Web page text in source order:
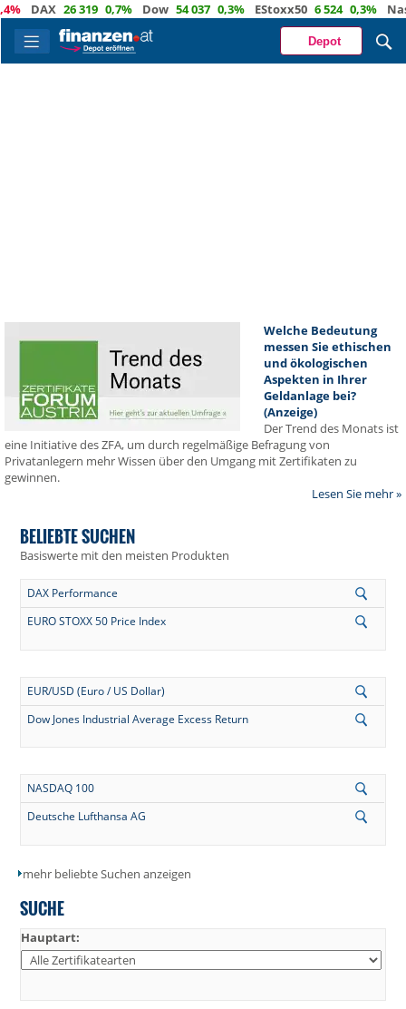
DAX 26 319 0,7% Dow 54 037 0,3% EStoxx50 6 524 0,3%
Depot
Welche Bedeutung
messen Sie ethischen
und ökologischen
Aspekten in Ihrer
Geldanlage bei?
(Anzeige)
Der Trend des Monats ist
eine Initiative des ZFA, um durch regelmäßige Befragung von
Privatanlegern mehr Wissen über den Umgang mit Zertifikaten zu
gewinnen.
Lesen Sie mehr »
BELIEBTE SUCHEN
Basiswerte mit den meisten Produkten
DAX Performance
EURO STOXX 50 Price Index
EUR/USD (Euro / US Dollar)
Dow Jones Industrial Average Excess Return
NASDAQ 100
Deutsche Lufthansa AG
mehr beliebte Suchen anzeigen
SUCHE
Hauptart: